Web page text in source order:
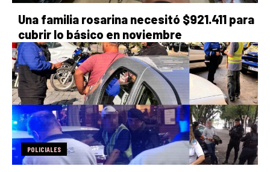
Una familia rosarina necesitó $921.411 para
cubrir lo básico en noviembre
POLICIALES